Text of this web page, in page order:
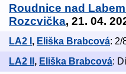
Roudnice nad
Rozcvička, 21. 04.
LA2 I , Eliška Brabcová: 2/
LA2 II , Eliška Brabcová: